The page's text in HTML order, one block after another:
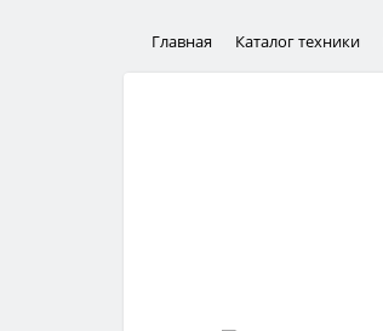
Главная Каталог техники